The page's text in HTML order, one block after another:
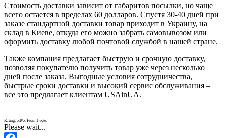
Стоимость доставки зависит от габаритов посылки, но чаще
всего остается в пределах 60 долларов. Спустя 30-40 дней при
заказе стандартной доставки товар приходит в Украину, на
склад в Киеве, откуда его можно забрать самовывозом или
оформить доставку любой почтовой службой в нашей стране.
Также компания предлагает быструю и срочную доставку,
позволяя покупателю получить товар уже через несколько
дней после заказа. Выгодные условия сотрудничества,
быстрые сроки доставки и высокий сервис обслуживания –
все это предлагает клиентам USAinUA.
Rating: 5.0/5. From 1 vote.
Please wait...